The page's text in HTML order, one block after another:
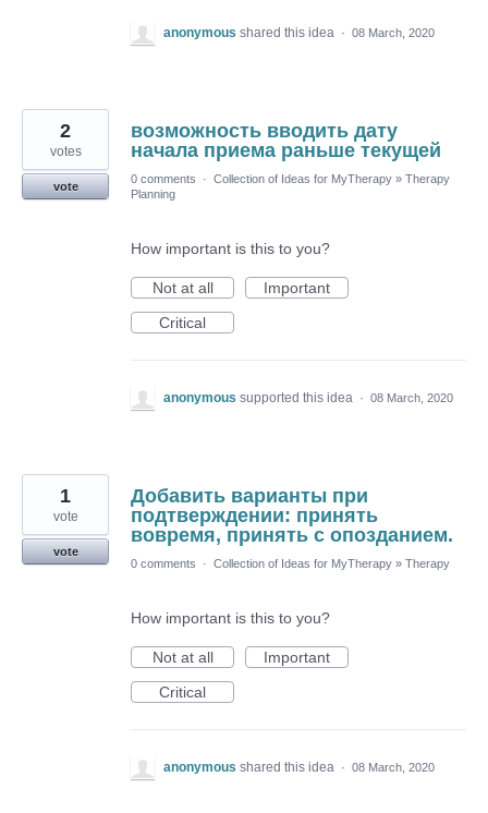
anonymous shared this idea · 08 March, 2020
возможность вводить дату
начала приема раньше текущей
2
votes
vote
0 comments · Collection of Ideas for MyTherapy » Therapy
Planning
How important is this to you?
Not at all
Important
Critical
anonymous supported this idea · 08 March, 2020
Добавить варианты при
подтверждении: принять
вовремя, принять с опозданием.
1
vote
vote
0 comments
· Collection of Ideas for MyTherapy » Therapy
How important is this to you?
Not at all
Important
Critical
anonymous shared this idea · 08 March, 2020